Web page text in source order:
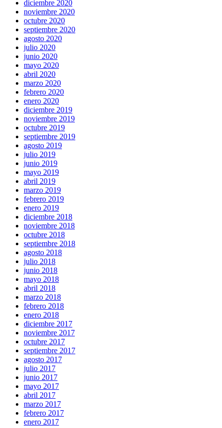
diciembre 2020
noviembre 2020
octubre 2020
septiembre 2020
agosto 2020
julio 2020
junio 2020
mayo 2020
abril 2020
marzo 2020
febrero 2020
enero 2020
diciembre 2019
noviembre 2019
octubre 2019
septiembre 2019
agosto 2019
julio 2019
junio 2019
mayo 2019
abril 2019
marzo 2019
febrero 2019
enero 2019
diciembre 2018
noviembre 2018
octubre 2018
septiembre 2018
agosto 2018
julio 2018
junio 2018
mayo 2018
abril 2018
marzo 2018
febrero 2018
enero 2018
diciembre 2017
noviembre 2017
octubre 2017
septiembre 2017
agosto 2017
julio 2017
junio 2017
mayo 2017
abril 2017
marzo 2017
febrero 2017
enero 2017